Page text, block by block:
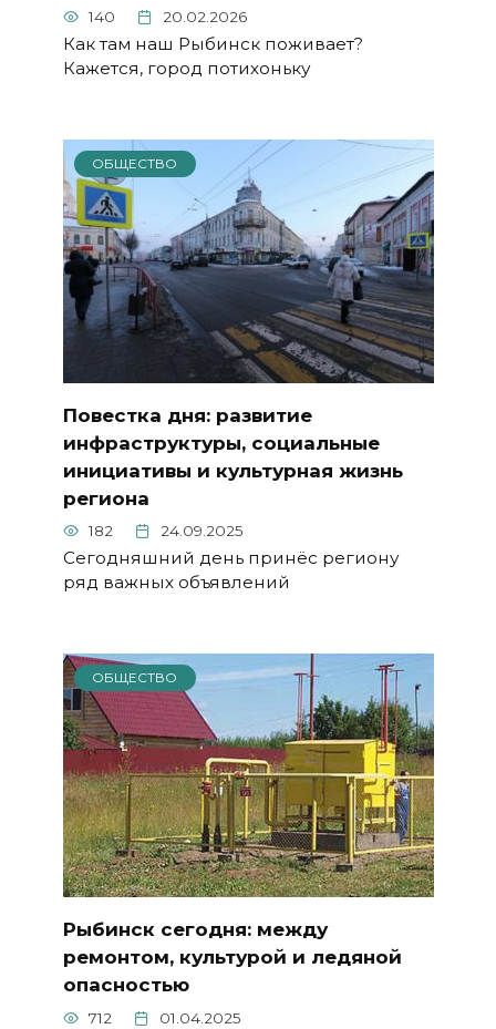
140 20.02.2026
Как там наш Рыбинск поживает?
Кажется, город потихоньку
ОБЩЕСТВО
Повестка дня: развитие
инфраструктуры, социальные
инициативы и культурная жизнь
региона
182 24.09.2025
Сегодняшний день принёс региону
ряд важных объявлений
ОБЩЕСТВО
Рыбинск сегодня: между
ремонтом, культурой и ледяной
опасностью
712 01.04.2025